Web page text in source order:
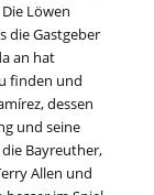
Löwen
die Gastgeber
an hat
finden und
dessen
und seine
Bayreuther,
Allen und